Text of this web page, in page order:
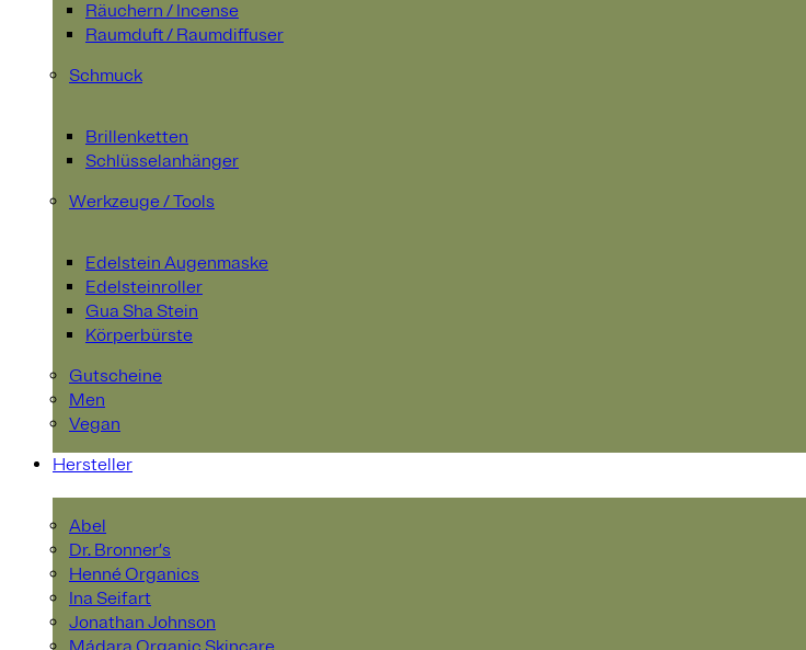
Räuchern / Incense
Raumduft / Raumdiffuser
Schmuck
Brillenketten
Schlüsselanhänger
Werkzeuge / Tools
Edelstein Augenmaske
Edelsteinroller
Gua Sha Stein
Körperbürste
Gutscheine
Men
Vegan
Hersteller
Abel
Dr. Bronner’s
Henné Organics
Ina Seifart
Jonathan Johnson